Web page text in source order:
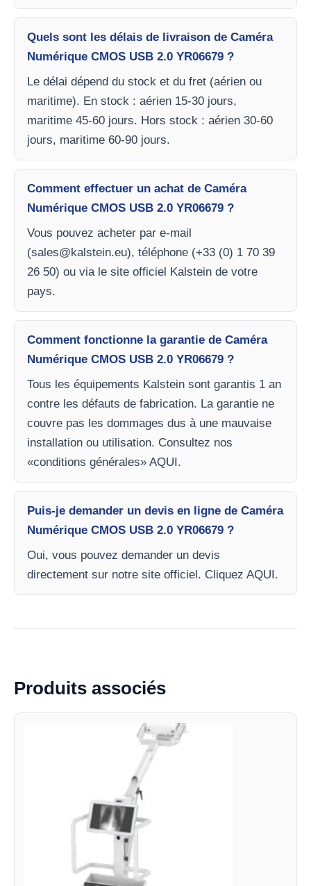
Quels sont les délais de livraison de Caméra
Numérique CMOS USB 2.0 YR06679 ?
Le délai dépend du stock et du fret (aérien ou
maritime). En stock : aérien 15-30 jours,
maritime 45-60 jours. Hors stock : aérien 30-60
jours, maritime 60-90 jours.
Comment effectuer un achat de Caméra
Numérique CMOS USB 2.0 YR06679 ?
Vous pouvez acheter par e-mail
(sales@kalstein.eu), téléphone (+33 (0) 1 70 39
26 50) ou via le site officiel Kalstein de votre
pays.
Comment fonctionne la garantie de Caméra
Numérique CMOS USB 2.0 YR06679 ?
Tous les équipements Kalstein sont garantis 1 an
contre les défauts de fabrication. La garantie ne
couvre pas les dommages dus à une mauvaise
installation ou utilisation. Consultez nos
«conditions générales» AQUI.
Puis-je demander un devis en ligne de Caméra
Numérique CMOS USB 2.0 YR06679 ?
Oui, vous pouvez demander un devis
directement sur notre site officiel. Cliquez AQUI.
Produits associés